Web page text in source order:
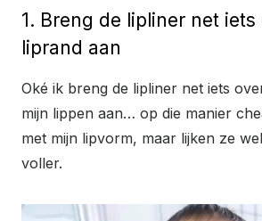
1. Breng de lipliner net
liprand aan
Oké ik breng de lipliner net iets
mijn lippen aan… op die manier
met mijn lipvorm, maar lijken ze
voller.